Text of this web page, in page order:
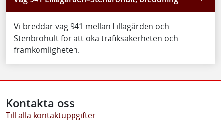
Vi breddar väg 941 mellan Lillagården och
Stenbrohult för att öka trafiksäkerheten och
framkomligheten.
Kontakta oss
Till alla kontaktuppgifter